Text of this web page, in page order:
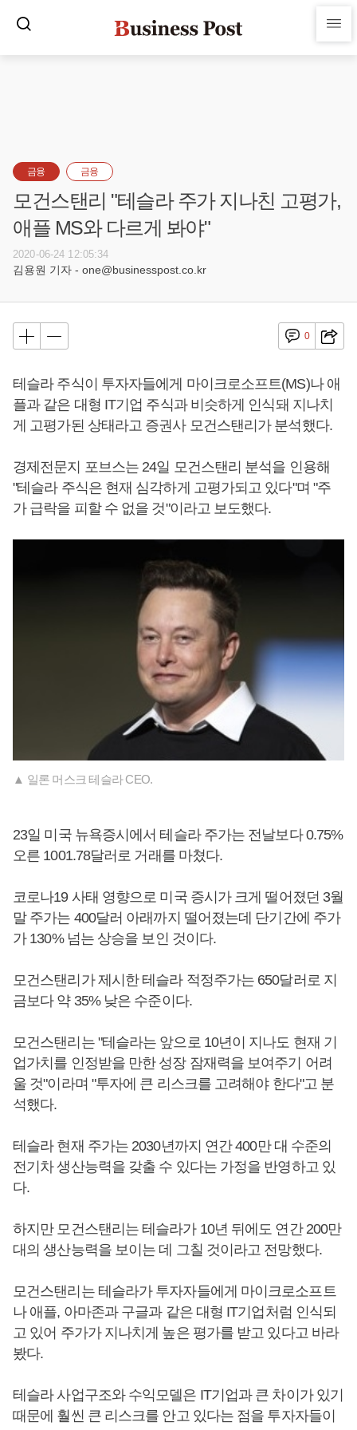
금융 금융
모건스탠리 "테슬라 주가 지나친 고평가,
애플 MS와 다르게 봐야"
2020-06-24 12:05:34
김용원 기자 - one@businesspost.co.kr
0
테슬라 주식이 투자자들에게 마이크로소프트(MS)나 애
플과 같은 대형 IT기업 주식과 비슷하게 인식돼 지나치
게 고평가된 상태라고 증권사 모건스탠리가 분석했다.
경제전문지 포브스는 24일 모건스탠리 분석을 인용해
"테슬라 주식은 현재 심각하게 고평가되고 있다"며 "주
가 급락을 피할 수 없을 것"이라고 보도했다.
▲ 일론 머스크 테슬라 CEO.
23일 미국 뉴욕증시에서 테슬라 주가는 전날보다 0.75%
오른 1001.78달러로 거래를 마쳤다.
코로나19 사태 영향으로 미국 증시가 크게 떨어졌던 3월
말 주가는 400달러 아래까지 떨어졌는데 단기간에 주가
가 130% 넘는 상승을 보인 것이다.
모건스탠리가 제시한 테슬라 적정주가는 650달러로 지
금보다 약 35% 낮은 수준이다.
모건스탠리는 "테슬라는 앞으로 10년이 지나도 현재 기
업가치를 인정받을 만한 성장 잠재력을 보여주기 어려
울 것"이라며 "투자에 큰 리스크를 고려해야 한다"고 분
석했다.
테슬라 현재 주가는 2030년까지 연간 400만 대 수준의
전기차 생산능력을 갖출 수 있다는 가정을 반영하고 있
다.
하지만 모건스탠리는 테슬라가 10년 뒤에도 연간 200만
대의 생산능력을 보이는 데 그칠 것이라고 전망했다.
모건스탠리는 테슬라가 투자자들에게 마이크로소프트
나 애플, 아마존과 구글과 같은 대형 IT기업처럼 인식되
고 있어 주가가 지나치게 높은 평가를 받고 있다고 바라
봤다.
테슬라 사업구조와 수익모델은 IT기업과 큰 차이가 있기
때문에 훨씬 큰 리스크를 안고 있다는 점을 투자자들이